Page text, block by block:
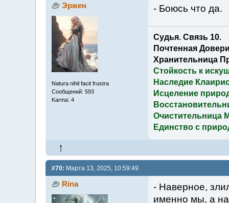
Эржен
Natura nihil facit frustra
Сообщений: 593
Karma: 4
- Боюсь что да.
Судья. Связь 10.
Почтенная
Хранительница
Стойкость к
Наследие
Исцеление
Очистительница
Единство с
#70: Марта 13, 2025, 10:59:49
Rina
- Наверное,
именно мы, а